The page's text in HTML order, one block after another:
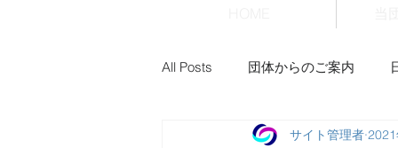
All Posts 団体からのご案内
サイト管理者